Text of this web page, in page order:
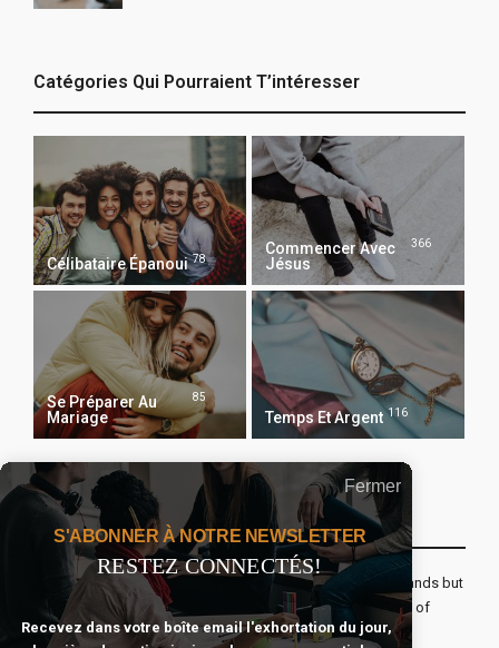
Catégories Qui Pourraient T’intéresser
Célibataire Épanoui 78
Commencer Avec
Jésus
366
Se Préparer Au
Mariage
85
Temps Et Argent 116
Recevoir Notre Newsletter Chaque Matin
The real voyage of discovery consists not in seeking new lands but
seeing with new eyes. All journeys have secret destinations of
which the traveler is unaware.
Fermer
S'ABONNER À NOTRE NEWSLETTER
RESTEZ CONNECTÉS!
Recevez dans votre boîte email l'exhortation du jour,